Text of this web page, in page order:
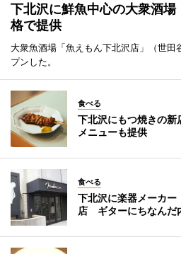
下北沢に鮮魚中心の大衆酒
格で提供
大衆魚酒場「魚えもん下北沢店」（世田
プンした。
食べる
下北沢にもつ焼きの
メニューも提供
食べる
下北沢に楽器メーカ
店 ギターにちなんだ